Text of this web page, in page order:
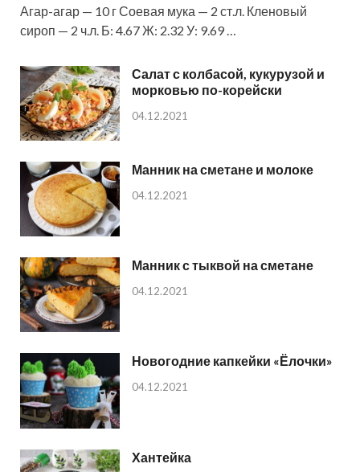
Агар-агар — 10 г Соевая мука — 2 ст.л. Кленовый
сироп — 2 ч.л. Б: 4.67 Ж: 2.32 У: 9.69 …
Салат с колбасой, кукурузой и
морковью по-корейски
04.12.2021
Манник на сметане и молоке
04.12.2021
Манник с тыквой на сметане
04.12.2021
Новогодние капкейки «Ёлочки»
04.12.2021
Хантейка